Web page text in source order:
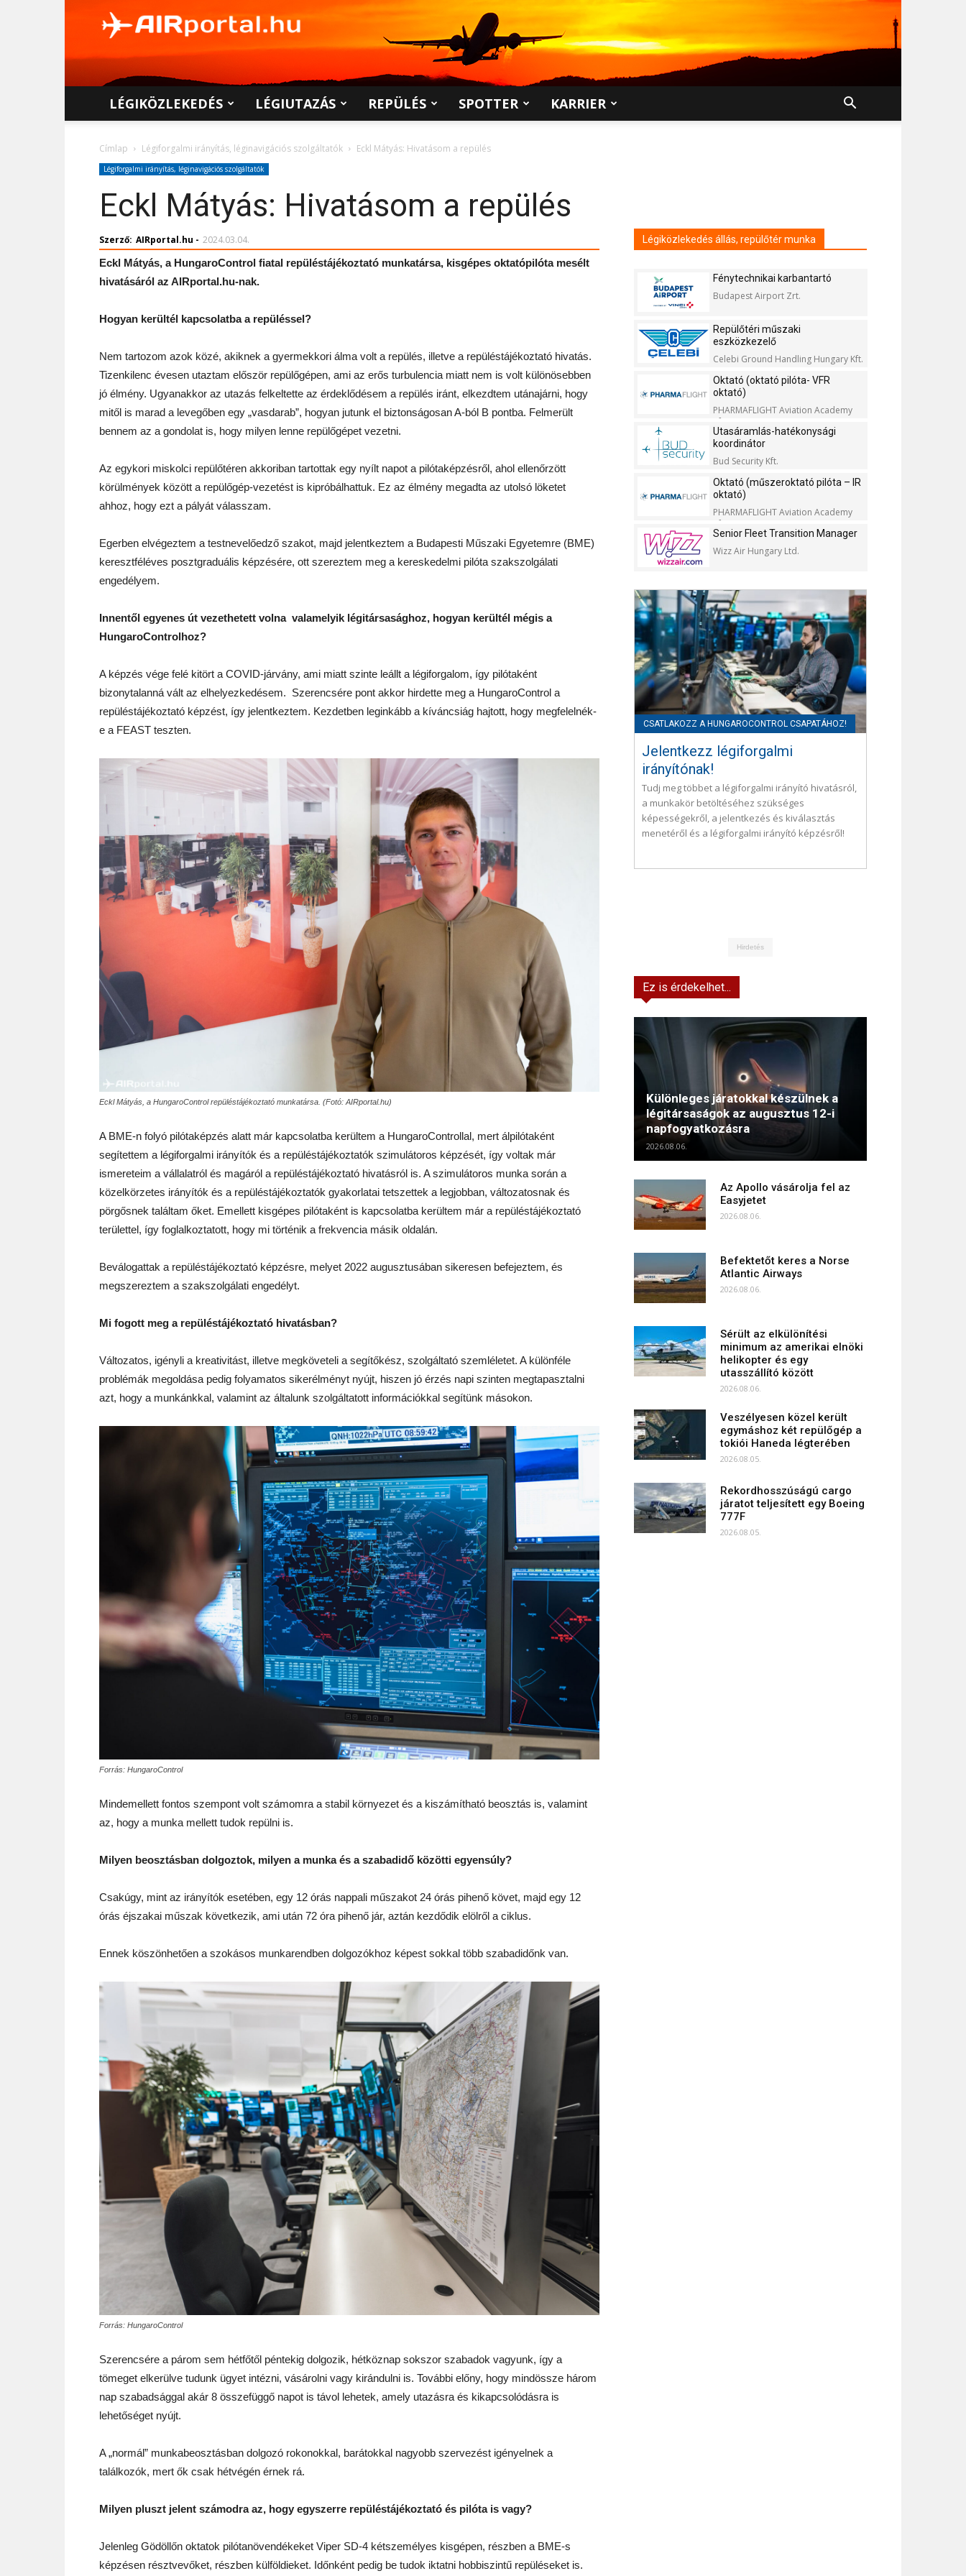
LÉGIKÖZLEKEDÉS LÉGIUTAZÁS REPÜLÉS SPOTTER KARRIER
Címlap Légiforgalmi irányítás, léginavigációs szolgáltatók Eckl Mátyás: Hivatásom a repülés
Légiforgalmi irányítás, léginavigációs szolgáltatók
Eckl Mátyás: Hivatásom a repülés
Szerző: AIRportal.hu - 2024.03.04.
Eckl Mátyás, a HungaroControl fiatal repüléstájékoztató munkatársa, kisgépes oktatópilóta mesélt
hivatásáról az AIRportal.hu-nak.
Hogyan kerültél kapcsolatba a repüléssel?
Nem tartozom azok közé, akiknek a gyermekkori álma volt a repülés, illetve a repüléstájékoztató hivatás.
Tizenkilenc évesen utaztam először repülőgépen, ami az erős turbulencia miatt nem is volt különösebben
jó élmény. Ugyanakkor az utazás felkeltette az érdeklődésem a repülés iránt, elkezdtem utánajárni, hogy
mitől is marad a levegőben egy „vasdarab”, hogyan jutunk el biztonságosan A-ból B pontba. Felmerült
bennem az a gondolat is, hogy milyen lenne repülőgépet vezetni.
Az egykori miskolci repülőtéren akkoriban tartottak egy nyílt napot a pilótaképzésről, ahol ellenőrzött
körülmények között a repülőgép-vezetést is kipróbálhattuk. Ez az élmény megadta az utolsó löketet
ahhoz, hogy ezt a pályát válasszam.
Egerben elvégeztem a testnevelőedző szakot, majd jelentkeztem a Budapesti Műszaki Egyetemre (BME)
keresztféléves posztgraduális képzésére, ott szereztem meg a kereskedelmi pilóta szakszolgálati
engedélyem.
Innentől egyenes út vezethetett volna valamelyik légitársasághoz, hogyan kerültél mégis a
HungaroControlhoz?
A képzés vége felé kitört a COVID-járvány, ami miatt szinte leállt a légiforgalom, így pilótaként
bizonytalanná vált az elhelyezkedésem. Szerencsére pont akkor hirdette meg a HungaroControl a
repüléstájékoztató képzést, így jelentkeztem. Kezdetben leginkább a kíváncsiág hajtott, hogy megfelelnék-
e a FEAST teszten.
Eckl Mátyás, a HungaroControl repüléstájékoztató munkatársa. (Fotó: AIRportal.hu)
A BME-n folyó pilótaképzés alatt már kapcsolatba kerültem a HungaroControllal, mert álpilótaként
segítettem a légiforgalmi irányítók és a repüléstájékoztatók szimulátoros képzését, így voltak már
ismereteim a vállalatról és magáról a repüléstájékoztató hivatásról is. A szimulátoros munka során a
közelkörzetes irányítók és a repüléstájékoztatók gyakorlatai tetszettek a legjobban, változatosnak és
pörgősnek találtam őket. Emellett kisgépes pilótaként is kapcsolatba kerültem már a repüléstájékoztató
területtel, így foglalkoztatott, hogy mi történik a frekvencia másik oldalán.
Beválogattak a repüléstájékoztató képzésre, melyet 2022 augusztusában sikeresen befejeztem, és
megszereztem a szakszolgálati engedélyt.
Mi fogott meg a repüléstájékoztató hivatásban?
Változatos, igényli a kreativitást, illetve megköveteli a segítőkész, szolgáltató szemléletet. A különféle
problémák megoldása pedig folyamatos sikerélményt nyújt, hiszen jó érzés napi szinten megtapasztalni
azt, hogy a munkánkkal, valamint az általunk szolgáltatott információkkal segítünk másokon.
Forrás: HungaroControl
Mindemellett fontos szempont volt számomra a stabil környezet és a kiszámítható beosztás is, valamint
az, hogy a munka mellett tudok repülni is.
Milyen beosztásban dolgoztok, milyen a munka és a szabadidő közötti egyensúly?
Csakúgy, mint az irányítók esetében, egy 12 órás nappali műszakot 24 órás pihenő követ, majd egy 12
órás éjszakai műszak következik, ami után 72 óra pihenő jár, aztán kezdődik elölről a ciklus.
Ennek köszönhetően a szokásos munkarendben dolgozókhoz képest sokkal több szabadidőnk van.
Forrás: HungaroControl
Szerencsére a párom sem hétfőtől péntekig dolgozik, hétköznap sokszor szabadok vagyunk, így a
tömeget elkerülve tudunk ügyet intézni, vásárolni vagy kirándulni is. További előny, hogy mindössze három
nap szabadsággal akár 8 összefüggő napot is távol lehetek, amely utazásra és kikapcsolódásra is
lehetőséget nyújt.
A „normál” munkabeosztásban dolgozó rokonokkal, barátokkal nagyobb szervezést igényelnek a
találkozók, mert ők csak hétvégén érnek rá.
Milyen pluszt jelent számodra az, hogy egyszerre repüléstájékoztató és pilóta is vagy?
Jelenleg Gödöllőn oktatok pilótanövendékeket Viper SD-4 kétszemélyes kisgépen, részben a BME-s
képzésen résztvevőket, részben külföldieket. Időnként pedig be tudok iktatni hobbiszintű repüléseket is.
Légiközlekedés állás, repülőtér munka
Fénytechnikai karbantartó
Budapest Airport Zrt.
Repülőtéri műszaki
eszközkezelő
Celebi Ground Handling Hungary Kft.
Oktató (oktató pilóta- VFR
oktató)
PHARMAFLIGHT Aviation Academy
Kft.
Utasáramlás-hatékonysági
koordinátor
Bud Security Kft.
Oktató (műszeroktató pilóta – IR
oktató)
PHARMAFLIGHT Aviation Academy
Kft.
Senior Fleet Transition Manager
Wizz Air Hungary Ltd.
Jelentkezz légiforgalmi
irányítónak!
Tudj meg többet a légiforgalmi irányító hivatásról,
a munkakör betöltéséhez szükséges
képességekről, a jelentkezés és kiválasztás
menetéről és a légiforgalmi irányító képzésről!
Hirdetés
Ez is érdekelhet...
Különleges járatokkal készülnek a
légitársaságok az augusztus 12-i
napfogyatkozásra
2026.08.06.
Az Apollo vásárolja fel az
Easyjetet
2026.08.06.
Befektetőt keres a Norse
Atlantic Airways
2026.08.06.
Sérült az elkülönítési
minimum az amerikai elnöki
helikopter és egy
utasszállító között
2026.08.06.
Veszélyesen közel került
egymáshoz két repülőgép a
tokiói Haneda légterében
2026.08.05.
Rekordhosszúságú cargo
járatot teljesített egy Boeing
777F
2026.08.05.